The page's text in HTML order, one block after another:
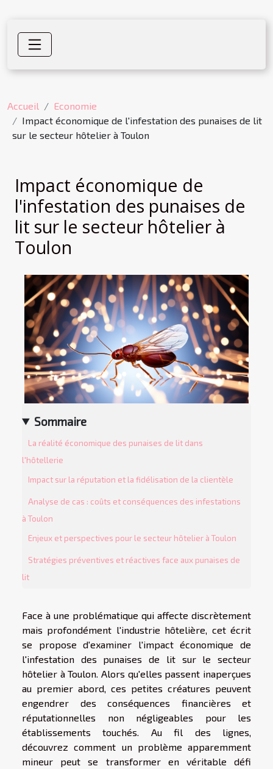
Accueil
Economie
Impact économique de l'infestation des punaises de lit
sur le secteur hôtelier à Toulon
Impact économique de
l'infestation des punaises de
lit sur le secteur hôtelier à
Toulon
Sommaire
La réalité économique des punaises de lit dans
l'hôtellerie
Impact sur la réputation et la fidélisation de la clientèle
Analyse de cas : coûts et conséquences des infestations
à Toulon
Enjeux et perspectives pour le secteur hôtelier à Toulon
Stratégies préventives et réactives face aux punaises de
lit
Face à une problématique qui affecte discrètement
mais profondément l'industrie hôtelière, cet écrit
se propose d'examiner l'impact économique de
l'infestation des punaises de lit sur le secteur
hôtelier à Toulon. Alors qu'elles passent inaperçues
au premier abord, ces petites créatures peuvent
engendrer des conséquences financières et
réputationnelles non négligeables pour les
établissements touchés. Au fil des lignes,
découvrez comment un problème apparemment
mineur peut se transformer en véritable défi